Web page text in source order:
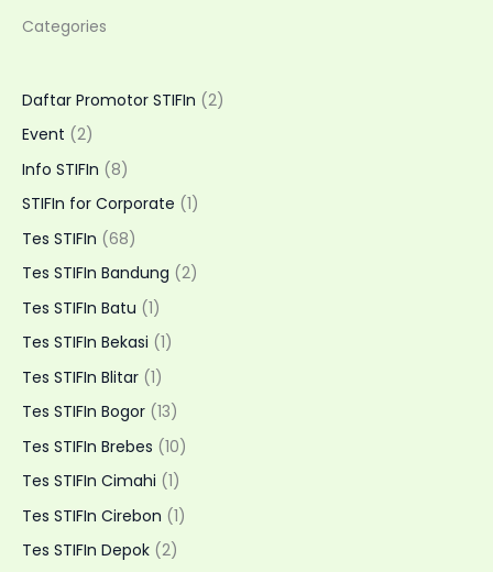
Anak
dengan
Layanan
Home
Visit
Fleksibel
Categories
Daftar Promotor STIFIn (2)
Event (2)
Info STIFIn (8)
STIFIn for Corporate (1)
Tes STIFIn (68)
Tes STIFIn Bandung (2)
Tes STIFIn Batu (1)
Tes STIFIn Bekasi (1)
Tes STIFIn Blitar (1)
Tes STIFIn Bogor (13)
Tes STIFIn Brebes (10)
Tes STIFIn Cimahi (1)
Tes STIFIn Cirebon (1)
Tes STIFIn Depok (2)